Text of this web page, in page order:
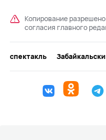
Копирование
согласия главного
спектакль